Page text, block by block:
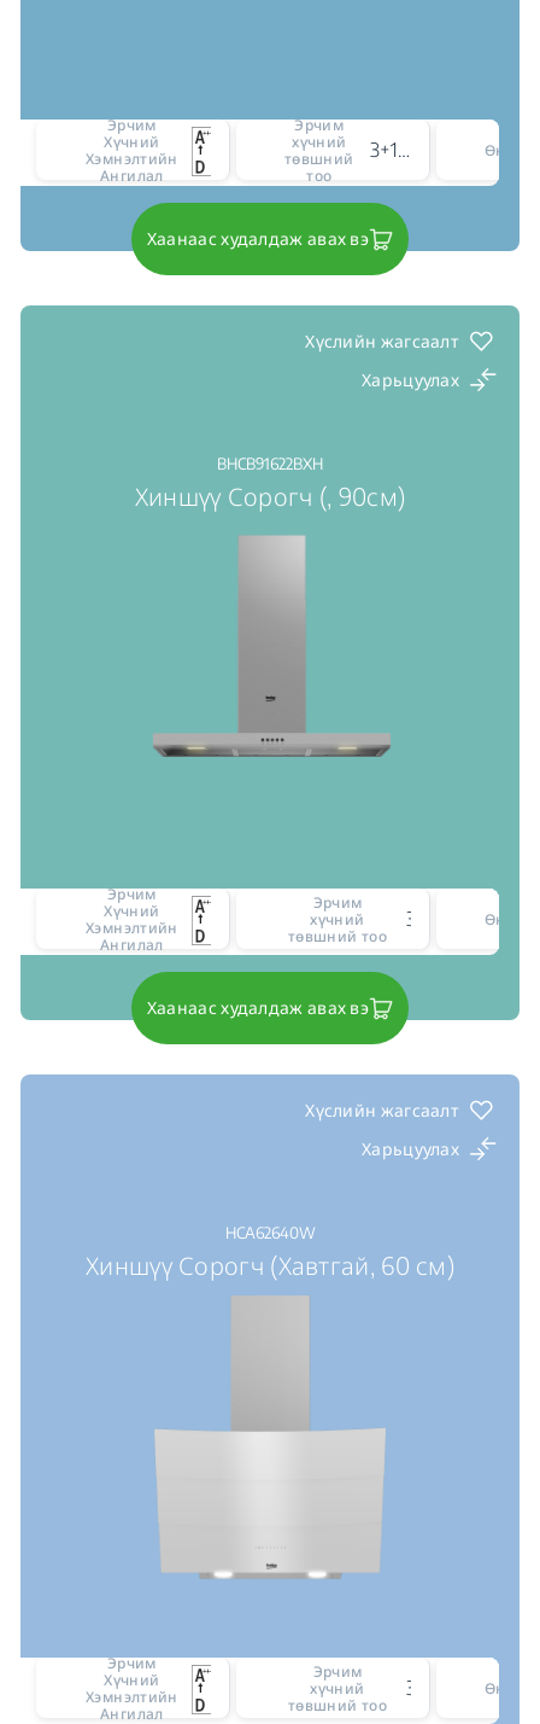
Эрчим
Хүчний
Хэмнэлтийн
Ангилал
Эрчим
хүчний
төвшний
тоо
3+1 intensive level Өнгө
Хаанаас худалдаж авах вэ
Хүслийн жагсаалт
Харьцуулах
BHCB91622BXH
Хиншүү Сорогч (, 90см)
Эрчим
Хүчний
Хэмнэлтийн
Ангилал
Эрчим
хүчний
төвшний тоо
Өнгө
Хаанаас худалдаж авах вэ
Хүслийн жагсаалт
Харьцуулах
HCA62640W
Хиншүү Сорогч (Хавтгай, 60 см)
Эрчим
Хүчний
Хэмнэлтийн
Ангилал
Эрчим
хүчний
төвшний тоо
Өнгө